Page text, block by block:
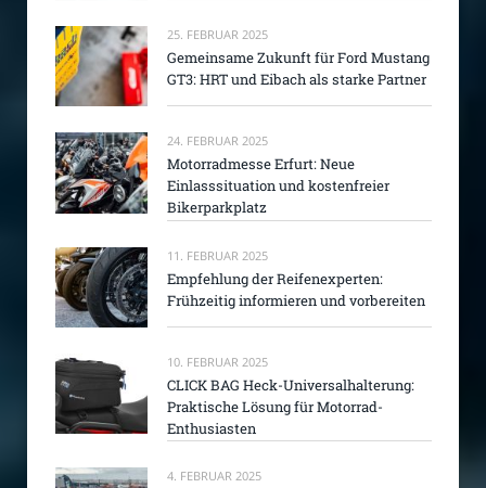
25. FEBRUAR 2025
Gemeinsame Zukunft für Ford Mustang
GT3: HRT und Eibach als starke Partner
24. FEBRUAR 2025
Motorradmesse Erfurt: Neue
Einlasssituation und kostenfreier
Bikerparkplatz
11. FEBRUAR 2025
Empfehlung der Reifenexperten:
Frühzeitig informieren und vorbereiten
10. FEBRUAR 2025
CLICK BAG Heck-Universalhalterung:
Praktische Lösung für Motorrad-
Enthusiasten
4. FEBRUAR 2025